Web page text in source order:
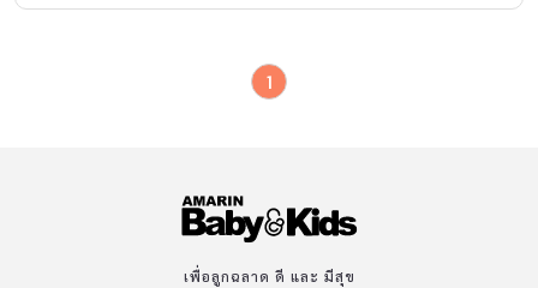
1
เพื่อลูกฉลาด ดี และ มีสุข